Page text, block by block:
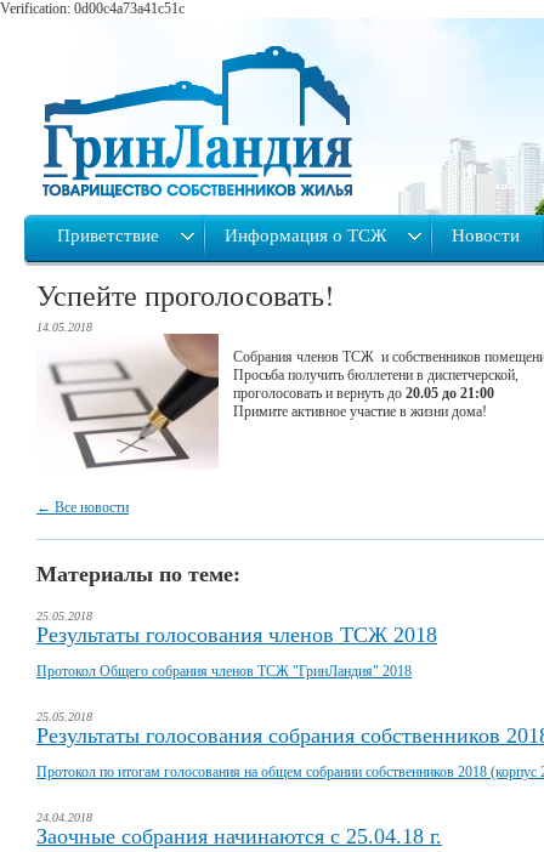
Verification: 0d00c4a73a41c51c
Приветствие Информация о ТСЖ Новости
Успейте проголосовать!
14.05.2018
Собрания членов ТСЖ и собственников
Просьба получить бюллетени в диспетчерской,
проголосовать и вернуть до 20.05 до 21:00
Примите активное участие в жизни дома!
← Все новости
Материалы по теме:
25.05.2018
Результаты голосования членов ТСЖ 2018
Протокол Общего собрания членов ТСЖ "ГринЛандия" 2018
25.05.2018
Результаты голосования собрания собственников
Протокол по итогам голосования на общем собрании собственников 2018 (корпус
24.04.2018
Заочные собрания начинаются с 25.04.18 г.